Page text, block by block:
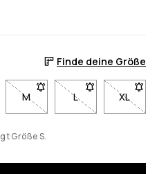
Finde deine Größe
verfügbar. Klicke, um
S nicht verfügbar. Klicke, um
M- Größe M nicht verfügbar.
L- Größe L nicht
XL
-
Größe S.